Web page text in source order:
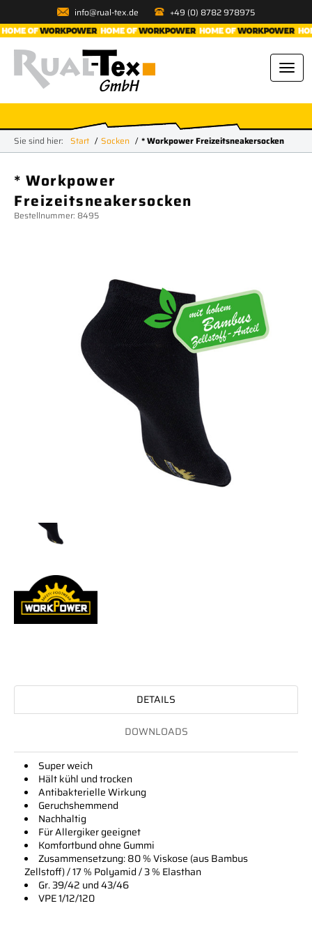
info@rual-tex.de +49 (0) 8782 978975
Sie sind hier: Start Socken * Workpower Freizeitsneakersocken
* Workpower
Freizeitsneakersocken
Bestellnummer: 8495
DETAILS
DOWNLOADS
Super weich
Hält kühl und trocken
Antibakterielle Wirkung
Geruchshemmend
Nachhaltig
Für Allergiker geeignet
Komfortbund ohne Gummi
Zusammensetzung: 80 % Viskose (aus Bambus
Zellstoff) / 17 % Polyamid / 3 % Elasthan
Gr. 39/42 und 43/46
VPE 1/12/120